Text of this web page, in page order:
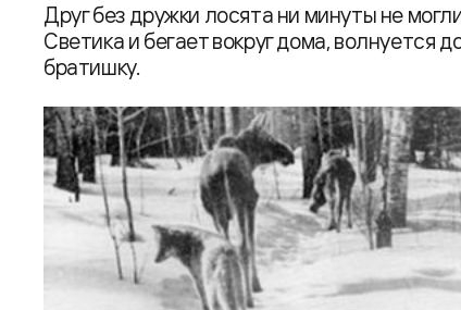
Друг без дружки лосята ни минуты не
Светика и бегает вокруг дома, волнуется
братишку.